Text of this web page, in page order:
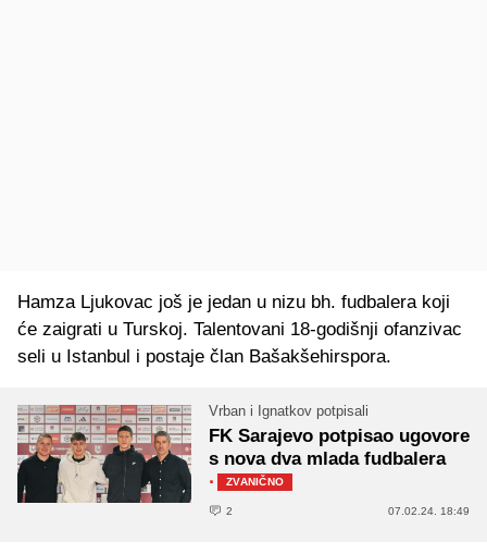
Hamza Ljukovac još je jedan u nizu bh. fudbalera koji
će zaigrati u Turskoj. Talentovani 18-godišnji ofanzivac
seli u Istanbul i postaje član Bašakšehirspora.
Vrban i Ignatkov potpisali
FK Sarajevo potpisao ugovore
s nova dva mlada fudbalera
· ZVANIČNO
2 07.02.24. 18:49